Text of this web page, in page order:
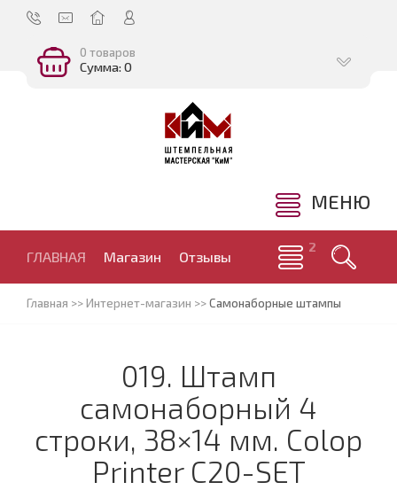
0 товаров
Сумма: 0
МЕНЮ
ГЛАВНАЯ Магазин Отзывы
Главная >>Интернет-магазин >>Самонаборные штампы
019. Штамп
самонаборный 4
строки, 38×14 мм. Colop
Printer C20-SET